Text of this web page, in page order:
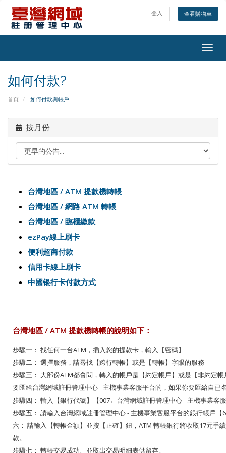
登入 查看購物車
如何付款?
首頁 如何付款與帳戶
按月份
台灣地區 / ATM 提款機轉帳
台灣地區 / 網路 ATM 轉帳
台灣地區 / 臨櫃繳款
ezPay線上刷卡
便利超商付款
信用卡線上刷卡
中國银行卡付款方式
台灣地區 / ATM 提款機轉帳的說明如下：
步驟一： 找任何一台ATM，插入您的提款卡，輸入【密碼】
步驟二： 選擇服務，請尋找【跨行轉帳】或是【轉帳】字眼的服務
步驟三： 大部份ATM都會問，轉入的帳戶是【約定帳戶】或是【非約定
要匯給台灣網域註冊管理中心 - 主機事業客服平台的，如果你要匯給自已
步驟四： 輸入【銀行代號】【007←台灣網域註冊管理中心 - 主機事業客
步驟五： 請輸入台灣網域註冊管理中心 - 主機事業客服平台的銀行帳戶【
六： 請輸入【轉帳金額】並按【正確】鈕，ATM 轉帳銀行將收取17元手
款。
步驟七： 轉帳交易成功、並取出交易明細表供留存。